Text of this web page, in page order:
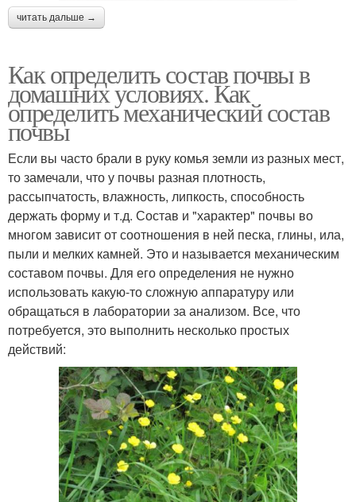
читать дальше →
Как определить состав почвы в
домашних условиях. Как
определить механический состав
почвы
Если вы часто брали в руку комья земли из разных мест,
то замечали, что у почвы разная плотность,
рассыпчатость, влажность, липкость, способность
держать форму и т.д. Состав и "характер" почвы во
многом зависит от соотношения в ней песка, глины, ила,
пыли и мелких камней. Это и называется механическим
составом почвы. Для его определения не нужно
использовать какую-то сложную аппаратуру или
обращаться в лаборатории за анализом. Все, что
потребуется, это выполнить несколько простых
действий: